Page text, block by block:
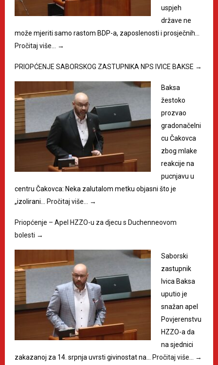
uspjeh
države ne
može mjeriti samo rastom BDP-a, zaposlenosti i prosječnih…
Pročitaj više…
→
PRIOPĆENJE SABORSKOG ZASTUPNIKA NPS IVICE BAKSE →
Baksa
žestoko
prozvao
gradonačelni
cu Čakovca
zbog mlake
reakcije na
pucnjavu u
centru Čakovca: Neka zalutalom metku objasni što je
„izolirani…
Pročitaj više… →
Priopćenje – Apel HZZO-u za djecu s Duchenneovom
bolesti →
Saborski
zastupnik
Ivica Baksa
uputio je
snažan apel
Povjerenstvu
HZZO-a da
na sjednici
zakazanoj za 14. srpnja uvrsti givinostat na…
Pročitaj više… →